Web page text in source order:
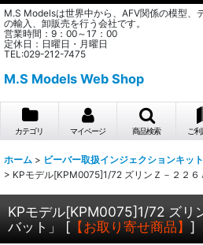
M.S Modelsは世界中から、AFV関係の模型、
の輸入、卸販売を行う会社です。
営業時間：9：00～17：00
定休日：日曜日・月曜日
TEL:029-212-7475
M.S Models Web Shop
カテゴリ マイページ 商品検索 ご
ホーム > ビーバー取扱インジェクションキット
> KPモデル[KPM0075]1/72 ズリンＺ－２２６
KPモデル[KPM0075]1/72 ズリ
バット」
[ 【お取り寄せ商品】 ]